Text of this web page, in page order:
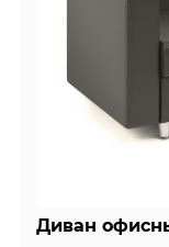
Диван